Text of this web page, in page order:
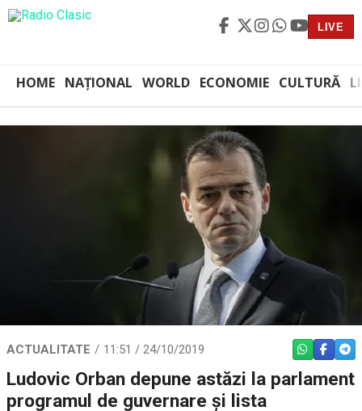
LIVE
HOME NAȚIONAL WORLD ECONOMIE CULTURĂ
ACTUALITATE 11:51 / 24/10/2019 WHATSAPP
Ludovic Orban depune astăzi la parlament
programul de guvernare și lista